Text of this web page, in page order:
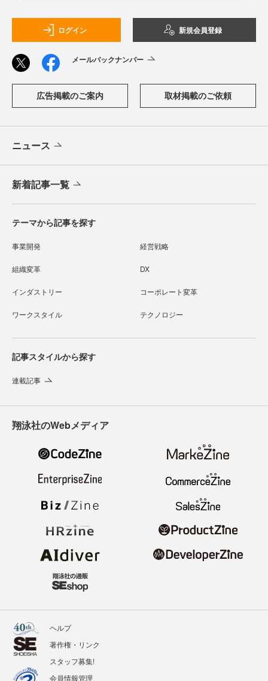
ログイン 新規会員登録
メールバックナンバー
広告掲載のご案内 取材掲載のご依頼
ニュース
新着記事一覧
テーマから記事を探す
事業開発 経営戦略
組織変革 DX
インダストリー コーポレート変革
ワークスタイル テクノロジー
記事スタイルから探す
連載記事
翔泳社のWebメディア
ヘルプ
著作権・リンク
スタッフ募集!
会員情報管理